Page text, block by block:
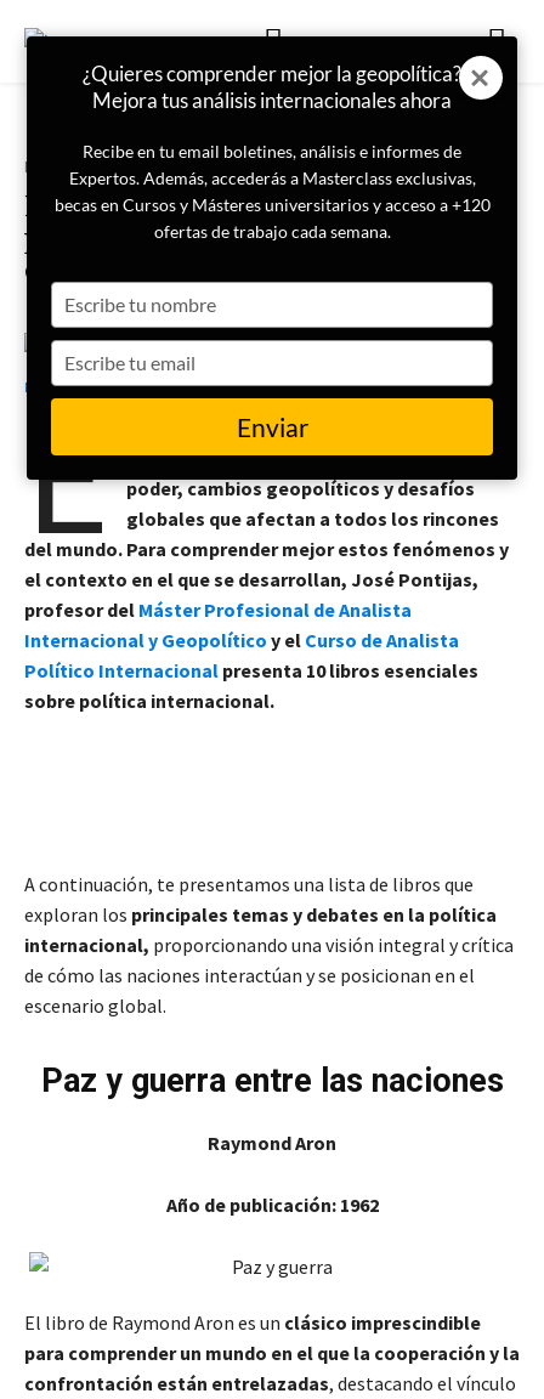
Portada
Los 10 mejores libros sobre
política internacional para
entender el mundo actual
José Pontijas
E
n la actualidad, la política internacional
está marcada por complejas dinámicas de
poder, cambios geopolíticos y desafíos
globales que afectan a todos los rincones
del mundo. Para comprender mejor estos fenómenos y
el contexto en el que se desarrollan, José Pontijas,
profesor del Máster Profesional de Analista
Internacional y Geopolítico y el Curso de Analista
Político Internacional presenta 10 libros esenciales
sobre política internacional.
A continuación, te presentamos una lista de libros que
exploran los principales temas y debates en la política
internacional, proporcionando una visión integral y crítica
de cómo las naciones interactúan y se posicionan en el
escenario global.
Paz y guerra entre las naciones
Raymond Aron
Año de publicación: 1962
El libro de Raymond Aron es un clásico imprescindible
para comprender un mundo en el que la cooperación y la
confrontación están entrelazadas, destacando el vínculo
¿Quieres comprender mejor la geopolítica?
Mejora tus análisis internacionales ahora
Recibe en tu email boletines, análisis e informes de
Expertos. Además, accederás a Masterclass exclusivas,
becas en Cursos y Másteres universitarios y acceso a +120
ofertas de trabajo cada semana.
your
name
your
email
Enviar